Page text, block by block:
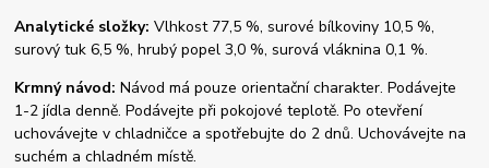
Analytické složky: Vlhkost 77,5 %, surové bílkoviny 10,5 %,
surový tuk 6,5 %, hrubý popel 3,0 %, surová vláknina 0,1 %.
Krmný návod:Návod má pouze orientační charakter. Podávejte
1-2 jídla denně. Podávejte při pokojové teplotě. Po otevření
uchovávejte v chladničce a spotřebujte do 2 dnů. Uchovávejte na
suchém a chladném místě.